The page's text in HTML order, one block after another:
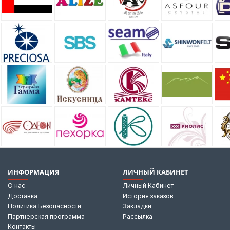
ИНФОРМАЦИЯ
О нас
Доставка
Политика Безопасности
Партнерская программа
Контакты
ЛИЧНЫЙ КАБИНЕТ
Личный Кабинет
История заказов
Закладки
Рассылка